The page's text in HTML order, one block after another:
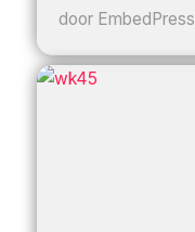
door EmbedPress